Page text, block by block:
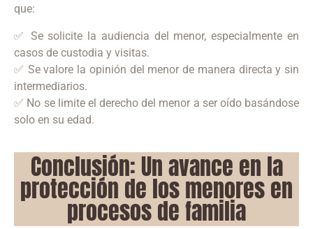
que:
✅ Se solicite la audiencia del menor, especialmente en
casos de custodia y visitas.
✅ Se valore la opinión del menor de manera directa y sin
intermediarios.
✅ No se limite el derecho del menor a ser oído basándose
solo en su edad.
Conclusión: Un avance en la
protección de los menores en
procesos de familia